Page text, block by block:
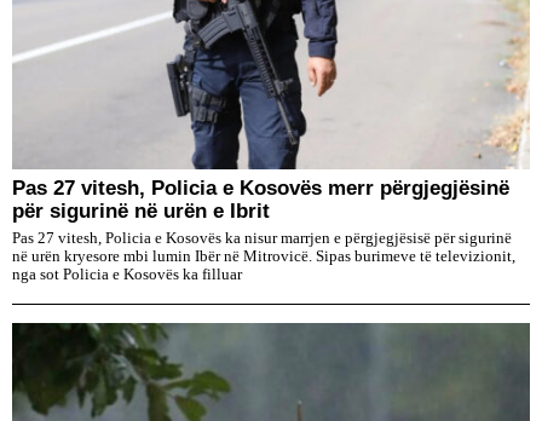
Pas 27 vitesh, Policia e Kosovës merr përgjegjësinë
për sigurinë në urën e Ibrit
Pas 27 vitesh, Policia e Kosovës ka nisur marrjen e përgjegjësisë për sigurinë
në urën kryesore mbi lumin Ibër në Mitrovicë. Sipas burimeve të televizionit,
nga sot Policia e Kosovës ka filluar